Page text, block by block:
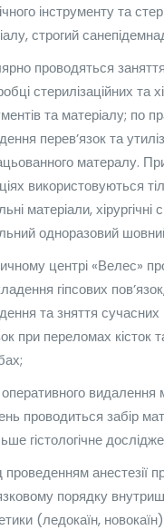
інструменту та
строгий
проводяться
стерилізаційних та
та матеріалу; по
перев’язок та
матералу.
використовуються
матеріали,
одноразовий
центрі «Велес»
гіпсових
та зняття
при переломах кісток
видалення
проводиться забір
гістологічне
анестезії
порядку
(ледокаїн,